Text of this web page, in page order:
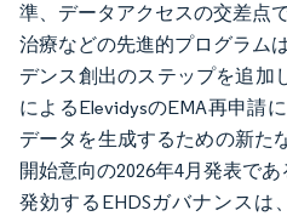
準、データアクセスの交差点
治療などの先進的プログラム
デンス創出のステップを追加
によるElevidysのEMA再申請
データを生成するための新た
開始意向の2026年4月発表で
発効するEHDSガバナンスは